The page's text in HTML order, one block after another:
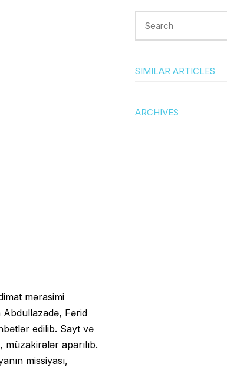
SIMILAR ARTICLES
ARCHIVES
mərasimi
Fərid
edilib. Sayt və
aparılıb.
missiyası,